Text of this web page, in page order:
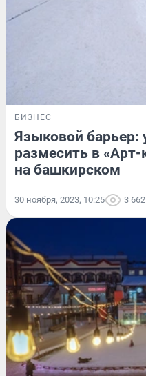
БИЗНЕС
Языковой
размесить в
на башкирском
30 ноября, 2023, 10:25 3 662